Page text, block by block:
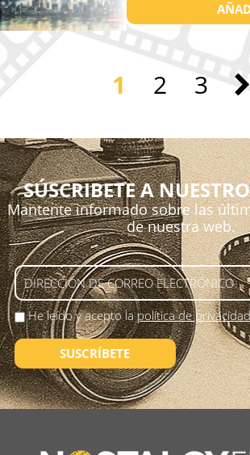
1 2 3
SÚSCRIBETE A
Mantente informado sobre las
de nuestra web.
He leído y acepto lapolítica de privacidad
SUSCRÍBETE